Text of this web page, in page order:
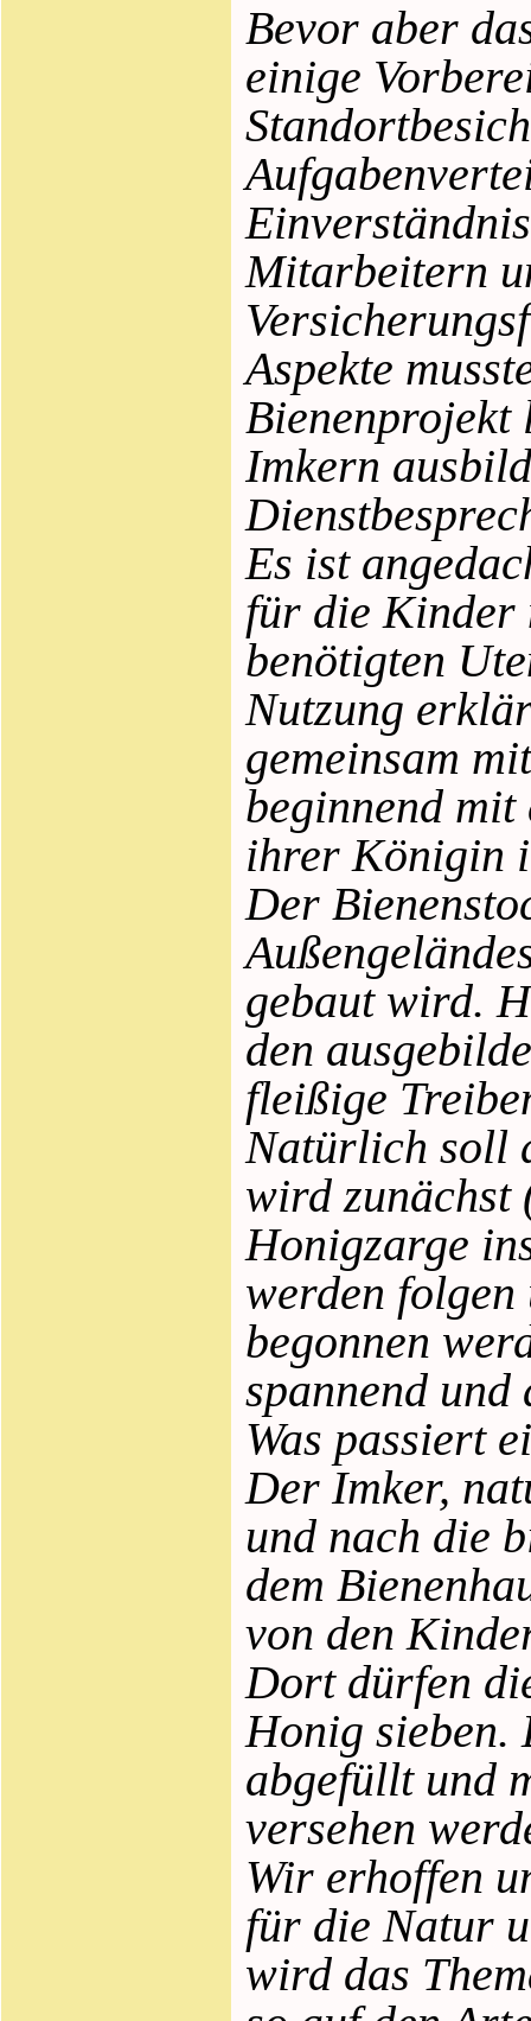
Bevor aber
einige
Mitarbeitern
Aspekte
Bienenprojekt
Imkern
Es ist
für die Kinder
benötigten
Nutzung
gemeinsam
beginnend mit
ihrer Königin
Der
gebaut wird.
den
fleißige
Natürlich soll
wird
Honigzarge
werden
begonnen
spannend und
Was passiert
Der Imker,
und nach die
dem
von den
Dort dürfen
Honig
abgefüllt und
versehen
Wir erhoffen
für die Natur
wird das